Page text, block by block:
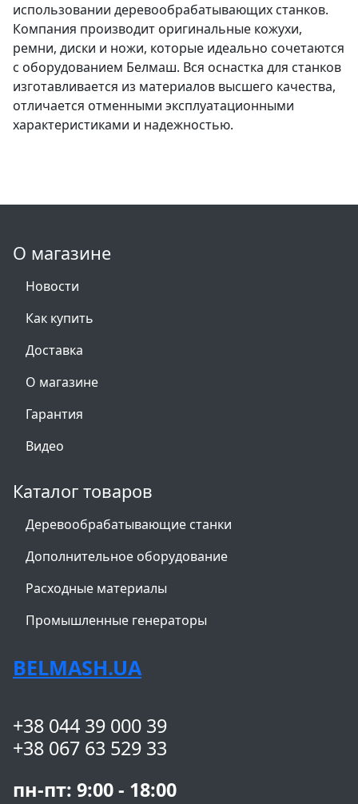
использовании деревообрабатывающих станков.
Компания производит оригинальные кожухи,
ремни, диски и ножи, которые идеально сочетаются
с оборудованием Белмаш. Вся оснастка для станков
изготавливается из материалов высшего качества,
отличается отменными эксплуатационными
характеристиками и надежностью.
О магазине
Новости
Как купить
Доставка
О магазине
Гарантия
Видео
Каталог товаров
Деревообрабатывающие станки
Дополнительное оборудование
Расходные материалы
Промышленные генераторы
BELMASH.UA
+38 044 39 000 39
+38 067 63 529 33
пн-пт: 9:00 - 18:00